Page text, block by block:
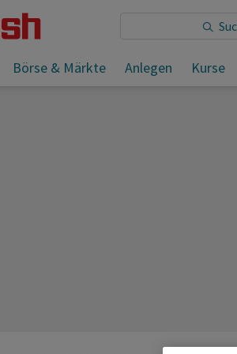
Börse & Märkte Anlegen Kurse